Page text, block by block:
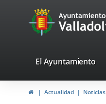
Portal
Web
Ayuntamiento
de
valladolid.es
El Ayuntamiento
InicioActualidad Noticias